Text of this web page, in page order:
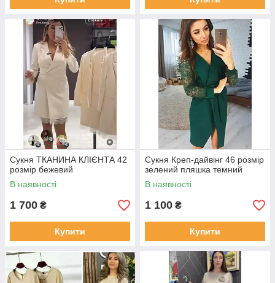
Сукня ТКАНИНА КЛІЄНТА 42
розмір бежевий
В наявності
1 700 ₴
Купити
Сукня Креп-дайвінг 46 розмір
зелений пляшка темний
В наявності
1 100 ₴
Купити